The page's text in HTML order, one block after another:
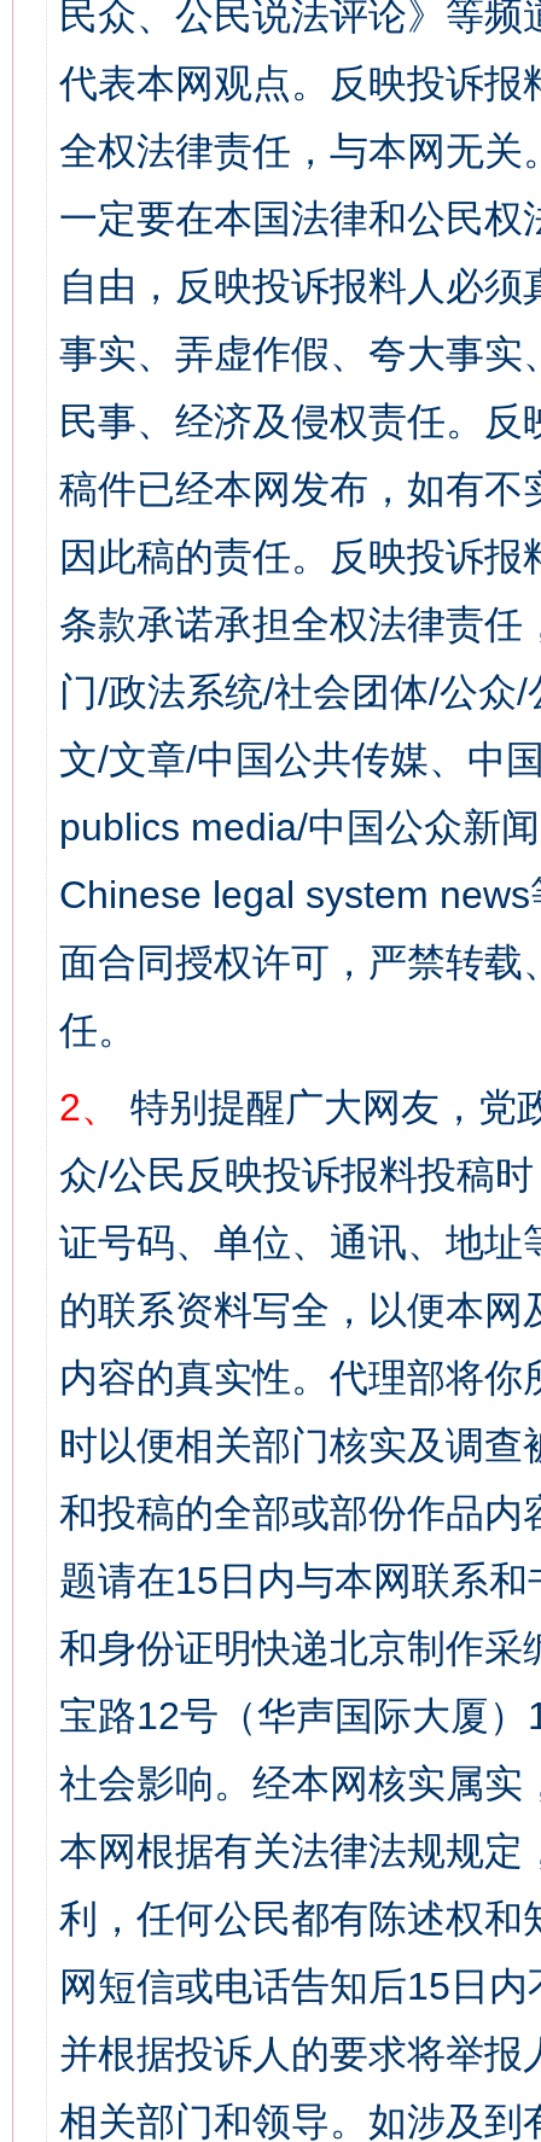
民众、公民说法评论》等
代表本网观点。反映投诉
全权法律责任，与本网无
一定要在本国法律和公民
自由，反映投诉报料人必
事实、弄虚作假、夸大事
民事、经济及侵权责任。
稿件已经本网发布，如有
因此稿的责任。反映投诉
条款承诺承担全权法律责
门/政法系统/社会团体/公众
文/文章/中国公共传媒、中
publics media/中国公众新
Chinese legal system
面合同授权许可，严禁转
任。
2、
特别提醒广大网友，党
众/公民反映投诉报料投稿
证号码、单位、通讯、地
的联系资料写全，以便本
内容的真实性。代理部将
时以便相关部门核实及调
和投稿的全部或部份作品
题请在15日内与本网联系
和身份证明快递北京制作
宝路12号（华声国际大厦
社会影响。经本网核实属
本网根据有关法律法规规
利，任何公民都有陈述权
网短信或电话告知后15日
并根据投诉人的要求将举
相关部门和领导。如涉及